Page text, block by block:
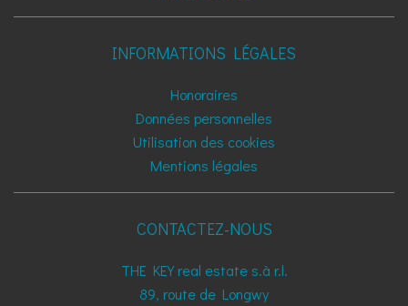
INFORMATIONS LÉGALES
Honoraires
Données personnelles
Utilisation des cookies
Mentions légales
CONTACTEZ-NOUS
THE KEY real estate s.à r.l.
89, route de Longwy